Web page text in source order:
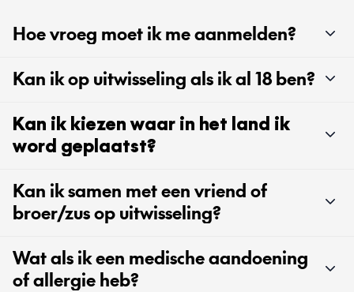
Hoe vroeg moet ik me aanmelden?
Kan ik op uitwisseling als ik al 18 ben?
Kan ik kiezen waar in het land ik
word geplaatst?
Kan ik samen met een vriend of
broer/zus op uitwisseling?
Wat als ik een medische aandoening
of allergie heb?